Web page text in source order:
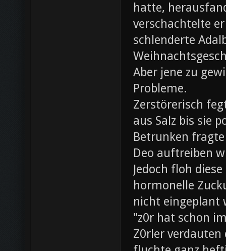
hatte,
verschachtelte
schlenderte
Aber jene zu
Probleme.
Zerstörerisch
aus Salz bis sie
Betrunken
Deo auftreiben
Jedoch floh
hormonelle
nicht eingeplant
"z0r hat schon
Z0rler